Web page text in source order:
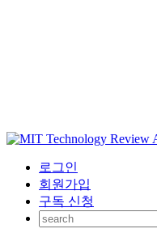
로그인
회원가입
구독 신청